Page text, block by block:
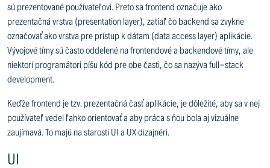
sú prezentované používateľovi. Preto sa frontend označuje ako
prezentačná vrstva (presentation layer), zatiaľ čo backend sa zvykne
označovať ako vrstva pre prístup k dátam (data access layer) aplikácie.
Vývojové tímy sú často oddelené na frontendové a backendové tímy, ale
niektorí programátori píšu kód pre obe časti, čo sa nazýva full-stack
development.
Keďže frontend je tzv. prezentačná časť aplikácie, je dôležité, aby sa v nej
používateľ vedel ľahko orientovať a aby práca s ňou bola aj vizuálne
zaujímavá. To majú na starosti UI a UX dizajnéri.
UI